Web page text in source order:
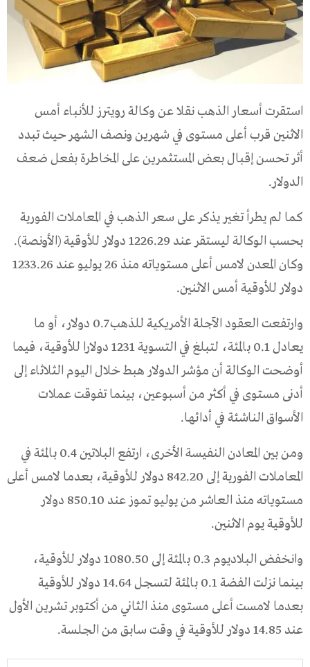
استقرت أسعار الذهب نقلا عن وكالة رويترز للأنباء أمس
الاثنين قرب أعلى مستوى في شهرين ونصف الشهر حيث تبدد
أثر تحسن إقبال بعض المستثمرين على المخاطرة بفعل ضعف
الدولار.
كما لم يطرأ تغير يذكر على سعر الذهب في المعاملات الفورية
بحسب الوكالة ليستقر عند 1226.29 دولار للأوقية (الأونصة).
وكان المعدن لامس أعلى مستوياته منذ 26 يوليو عند 1233.26
دولار للأوقية أمس الاثنين.
وارتفعت العقود الآجلة الأمريكية للذهب 0.7 دولار، أو ما
يعادل 0.1 بالمئة، لتبلغ في التسوية 1231 دولارا للأوقية، فيما
أوضحت الوكالة أن مؤشر الدولار هبط خلال اليوم الثلاثاء إلى
أدنى مستوى في أكثر من أسبوعين، بينما تفوقت عملات
الأسواق الناشئة في أدائها.
ومن بين المعادن النفيسة الأخرى، ارتفع البلاتين 0.4 بالمئة في
المعاملات الفورية إلى 842.20 دولار للأوقية، بعدما لامس أعلى
مستوياته منذ العاشر من يوليو تموز عند 850.10 دولار
للأوقية يوم الاثنين.
وانخفض البلاديوم 0.3 بالمئة إلى 1080.50 دولار للأوقية،
بينما نزلت الفضة 0.1 بالمئة لتسجل 14.64 دولار للأوقية
بعدما لامست أعلى مستوى منذ الثاني من أكتوبر تشرين الأول
عند 14.85 دولار للأوقية في وقت سابق من الجلسة.